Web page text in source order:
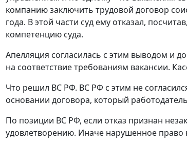
компанию заключить трудовой договор
года. В этой части суд ему отказал,
компетенцию суда.
Апелляция согласилась с этим выводом и
на соответствие требованиям вакансии.
Что решил ВС РФ. ВС РФ с этим не
основании договора, который
По позиции ВС РФ, если отказ признан
удовлетворению. Иначе нарушенное право